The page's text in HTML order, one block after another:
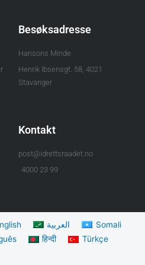
Besøksadresse
Hansons Minde
Henrik Ibsensgt. 58, 4021
Stavanger
Kontakt
post@idrettsraadet.no
4000 23 99
العربية
Somali
हिन्दी Türkçe